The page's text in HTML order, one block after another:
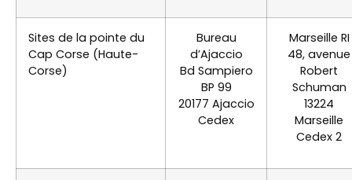
Sites de la pointe du
Cap Corse (Haute-
Corse)
Bureau
d’Ajaccio
Bd Sampiero
BP 99
20177 Ajaccio
Cedex
Marseille RI
48, avenue
Robert
Schuman
13224
Marseille
Cedex 2